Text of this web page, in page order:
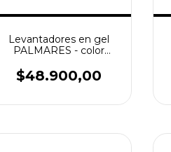
Levantadores en gel
PALMARES - color
$48.900,00